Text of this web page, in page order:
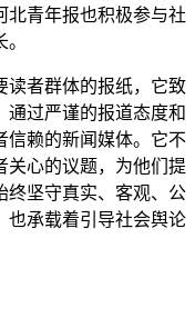
北青年报也积极参与社
读者群体的报纸，它致
通过严谨的报道态度和
信赖的新闻媒体。它不
关心的议题，为他们提
终坚守真实、客观、公
也承载着引导社会舆论